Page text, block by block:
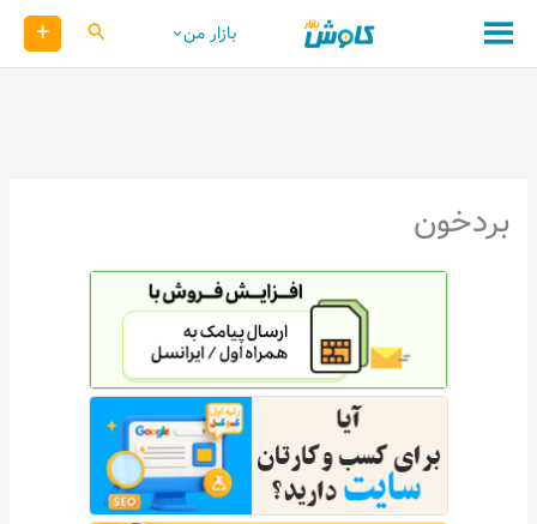
محتوا
بازار من کاوش +
بردخون